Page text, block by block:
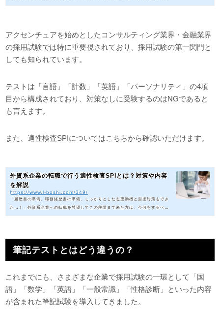
ったり、そんな進め方をしている方もいらっしゃると思いますが、試験対策はい
か？これまで新卒採用の機会にCAB・GAB試験を受験したことがある、という方
も大勢いらっしゃることでしょう。一方で、これまでそのような試験は実施し
て...
アクセンチュアを始めとしたコンサルティング業界・金融業界
の採用試験では特に重要視されており、採用試験の第一関門と
しても知られています。
テストは「言語」「計数」「英語」「パーソナリティ」の4項
目から構成されており、対策なしに受験するのはNGであると
も言えます。
また、適性検査SPIについてはこちらから確認いただけます。
外資系企業の転職で行う適性検査SPIとは？対策や内容
を解説
https://www.l-boshi.com/349/
「履歴書の準備、職務経歴書の準備、しっかりとした志望動機と面接対策もでき
た…！」外資系企業への転職を希望してこの段階まで来た方は、今何をするべき
かご存知ですか？中途入社で外資系企業を希望する方が意外にも見落としがちな
ことができます。さらに、面接では緊張して自身の長所をアピー...
筆記テストとはどう違うの？
これまでにも、さまざまな企業で採用試験の一環として「国
語」「数学」「英語」「一般常識」「性格診断」といった内容
が含まれた筆記試験を導入してきました。